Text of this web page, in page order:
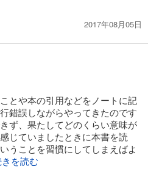
倍高まるように思う。49の記録
2017年08月05日
とや本の引用などをノートに記
錯誤しながらやってきたのです
ず、果たしてどのくらい意味が
じていましたときに本書を読
うことを習慣にしてしまえばよ
きを読む